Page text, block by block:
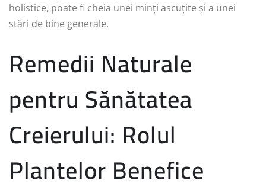
holistice, poate fi cheia unei minți ascuțite și a unei
stări de bine generale.
Remedii Naturale
pentru Sănătatea
Creierului: Rolul
Plantelor Benefice